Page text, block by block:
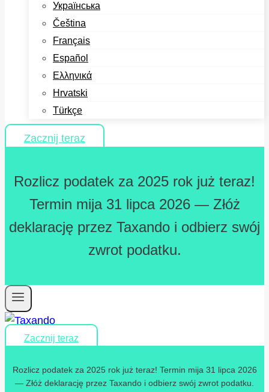
Українська
Čeština
Français
Español
Ελληνικά
Hrvatski
Türkçe
Zacznij teraz
Rozlicz podatek za 2025 rok już teraz!
Termin mija 31 lipca 2026 — Złóż
deklarację przez Taxando i odbierz swój
zwrot podatku.
Zacznij teraz
Rozlicz podatek za 2025 rok już teraz! Termin mija 31 lipca 2026
— Złóż deklarację przez Taxando i odbierz swój zwrot podatku.